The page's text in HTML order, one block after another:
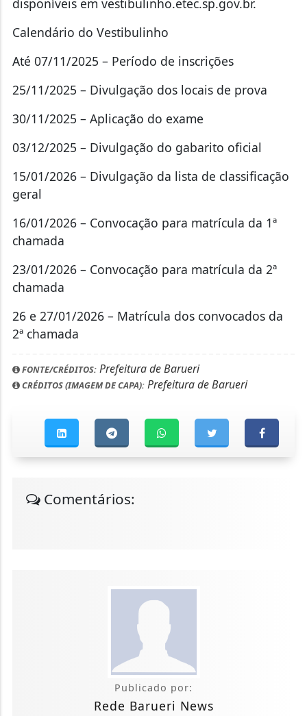
disponíveis em vestibulinho.etec.sp.gov.br.
Calendário do Vestibulinho
Até 07/11/2025 – Período de inscrições
25/11/2025 – Divulgação dos locais de prova
30/11/2025 – Aplicação do exame
03/12/2025 – Divulgação do gabarito oficial
15/01/2026 – Divulgação da lista de classificação
geral
16/01/2026 – Convocação para matrícula da 1ª
chamada
23/01/2026 – Convocação para matrícula da 2ª
chamada
26 e 27/01/2026 – Matrícula dos convocados da
2ª chamada
FONTE/CRÉDITOS:Prefeitura de Barueri
CRÉDITOS (IMAGEM DE CAPA):Prefeitura de Barueri
Comentários:
Publicado por:
Rede Barueri News